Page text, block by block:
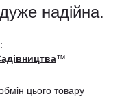
надійна.
™
цього товару